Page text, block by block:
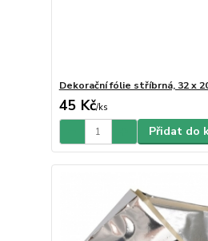
Dekorační fólie stříbrná, 32 x
45 Kč/ks
Přidat do